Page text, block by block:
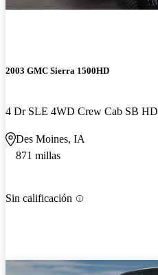
2003 GMC Sierra 1500HD
4 Dr SLE 4WD Crew Cab SB HD
Des Moines, IA
871 millas
Sin calificación